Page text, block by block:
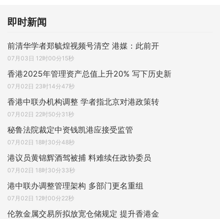
即时新闻
前清华学者郑毓煌视频号清空 港媒：此前开
07月03日 12时00分15秒
香港2025年管理资产总值上升20% 写下历史新
07月02日 23时14分47秒
香港中联办机构调整 学者指北京对港政策转
07月02日 22时50分31秒
秘鲁法院裁定中资钱凯港应接受监管
07月02日 18时30分48秒
港议员黄锦辉酒驾被捕 料难续任政协委员
07月02日 18时30分33秒
港中联办调整管理架构 多部门更名重组
07月02日 12时00分22秒
伦敦金属交易所拟放宽仓储规定 提升香港金